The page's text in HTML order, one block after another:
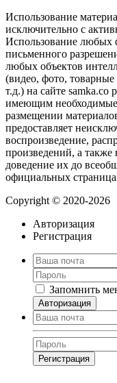
Использование
исключительно с
Использование любых
письменного
любых объектов
(видео, фото,
т.д.) на сайте
имеющим необходимые
размещении
предоставляет
воспроизведение,
произведений, а
доведение их до
официальных
Copyright © 2020-2026
Авторизация
Регистрация
Запомнить
Авторизация
Регистрация